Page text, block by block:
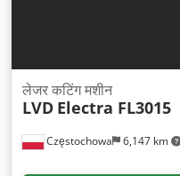
Częstochowa 6,147 km
लेजर कटिंग मशीन
LVD Electra FL3015